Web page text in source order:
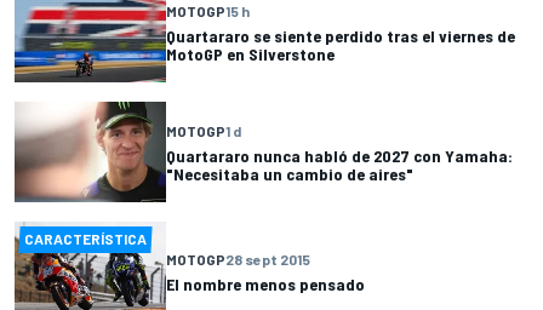
MOTOGP15 h
Quartararo se siente perdido tras el viernes de
MotoGP en Silverstone
MOTOGP1 d
Quartararo nunca habló de 2027 con Yamaha:
"Necesitaba un cambio de aires"
CARACTERÍSTICA
MOTOGP28 sept 2015
El nombre menos pensado